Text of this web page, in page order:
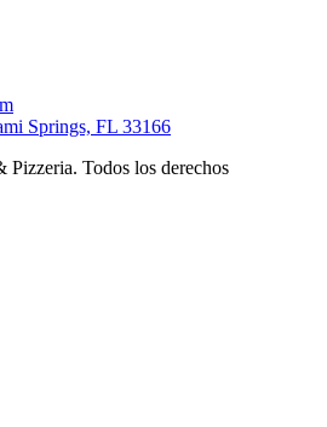
Springs, FL 33166
Pizzeria. Todos los derechos